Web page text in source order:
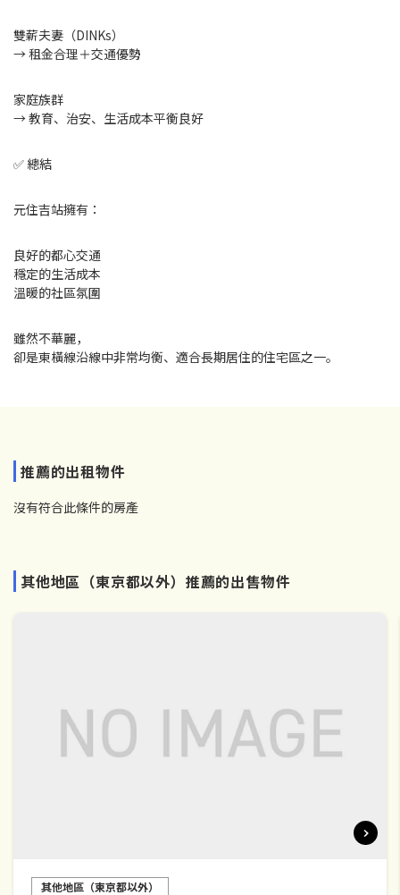
雙薪夫妻（DINKs）
→ 租金合理＋交通優勢
家庭族群
→ 教育、治安、生活成本平衡良好
✅ 總結
元住吉站擁有：
良好的都心交通
穩定的生活成本
溫暖的社區氛圍
雖然不華麗，
卻是東橫線沿線中非常均衡、適合長期居住的住宅區之一。
推薦的出租物件
沒有符合此條件的房產
其他地區（東京都以外）推薦的出售物件
其他地區（東京都以外）